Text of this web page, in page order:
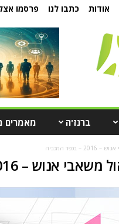
אודות כתבו לנו פרסמו
ברנז'ה מאמרים
המכביה
– 2016 – בכפר המכביה